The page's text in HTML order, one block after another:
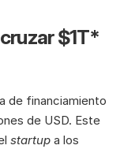
$1T*
de financiamiento
de USD. Este
startup a los